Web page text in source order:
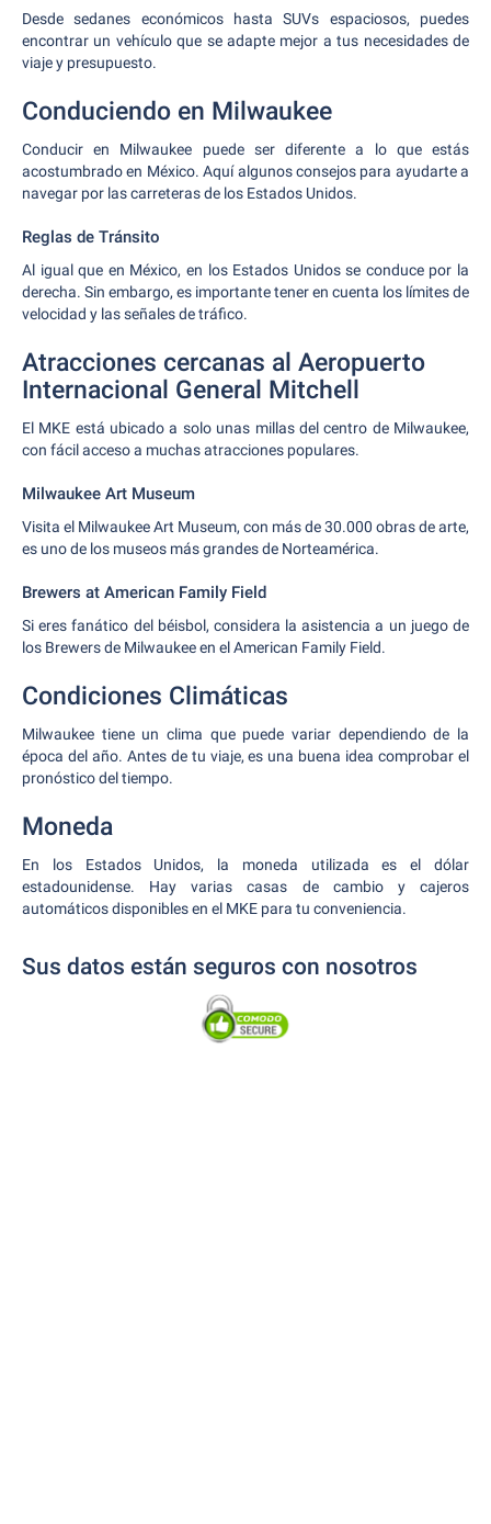
Desde sedanes económicos hasta SUVs espaciosos, puedes
encontrar un vehículo que se adapte mejor a tus necesidades de
viaje y presupuesto.
Conduciendo en Milwaukee
Conducir en Milwaukee puede ser diferente a lo que estás
acostumbrado en México. Aquí algunos consejos para ayudarte a
navegar por las carreteras de los Estados Unidos.
Reglas de Tránsito
Al igual que en México, en los Estados Unidos se conduce por la
derecha. Sin embargo, es importante tener en cuenta los límites de
velocidad y las señales de tráfico.
Atracciones cercanas al Aeropuerto
Internacional General Mitchell
El MKE está ubicado a solo unas millas del centro de Milwaukee,
con fácil acceso a muchas atracciones populares.
Milwaukee Art Museum
Visita el Milwaukee Art Museum, con más de 30.000 obras de arte,
es uno de los museos más grandes de Norteamérica.
Brewers at American Family Field
Si eres fanático del béisbol, considera la asistencia a un juego de
los Brewers de Milwaukee en el American Family Field.
Condiciones Climáticas
Milwaukee tiene un clima que puede variar dependiendo de la
época del año. Antes de tu viaje, es una buena idea comprobar el
pronóstico del tiempo.
Moneda
En los Estados Unidos, la moneda utilizada es el dólar
estadounidense. Hay varias casas de cambio y cajeros
automáticos disponibles en el MKE para tu conveniencia.
Sus datos están seguros con nosotros